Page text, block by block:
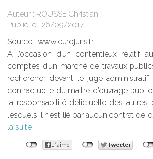
Auteur : ROUSSE Christian
Publié le : 26/09/2017
Source : www.eurojuris.fr
A l’occasion d’un contentieux relatif
comptes d’un marché de travaux
rechercher devant le juge administratif
contractuelle du maitre d’ouvrage
la responsabilité délictuelle des autres
lesquels il n’est lié par aucun contrat de
la suite